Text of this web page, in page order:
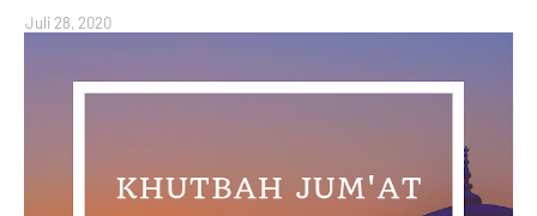
Juli 28, 2020